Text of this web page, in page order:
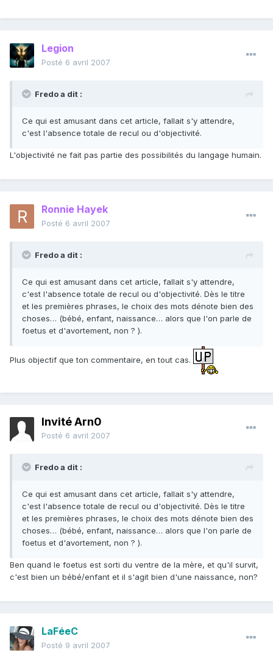
Legion
Posté 6 avril 2007
Fredo a dit :
Ce qui est amusant dans cet article, fallait s'y attendre,
c'est l'absence totale de recul ou d'objectivité.
L'objectivité ne fait pas partie des possibilités du langage humain.
Ronnie Hayek
Posté 6 avril 2007
Fredo a dit :
Ce qui est amusant dans cet article, fallait s'y attendre,
c'est l'absence totale de recul ou d'objectivité. Dès le titre
et les premières phrases, le choix des mots dénote bien des
choses… (bébé, enfant, naissance… alors que l'on parle de
foetus et d'avortement, non ? ).
Plus objectif que ton commentaire, en tout cas.
Invité Arn0
Posté 6 avril 2007
Fredo a dit :
Ce qui est amusant dans cet article, fallait s'y attendre,
c'est l'absence totale de recul ou d'objectivité. Dès le titre
et les premières phrases, le choix des mots dénote bien des
choses… (bébé, enfant, naissance… alors que l'on parle de
foetus et d'avortement, non ? ).
Ben quand le foetus est sorti du ventre de la mère, et qu'il survit,
c'est bien un bébé/enfant et il s'agit bien d'une naissance, non?
LaFéeC
Posté 9 avril 2007